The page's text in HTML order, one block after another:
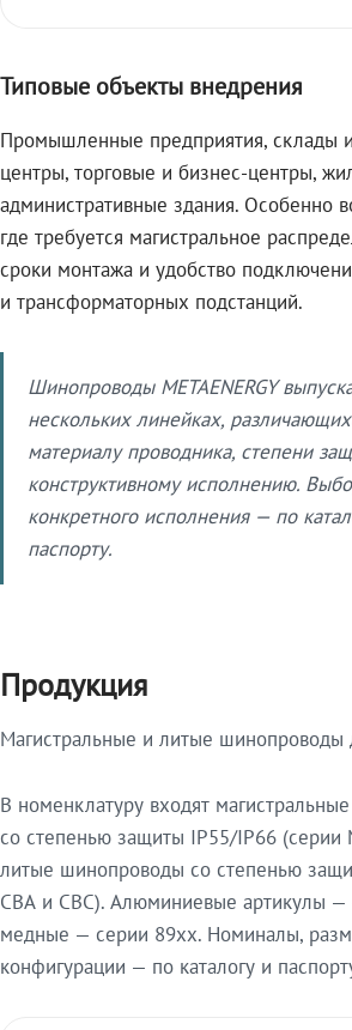
Типовые объекты внедрения
Промышленные предприятия, склады и
центры, торговые и бизнес-центры,
административные здания. Особенно
где требуется магистральное
сроки монтажа и удобство
и трансформаторных подстанций.
Шинопроводы METAENERGY
нескольких линейках,
материалу проводника, степени
конструктивному исполнению.
конкретного исполнения — по
паспорту.
Продукция
Магистральные и литые шинопроводы
В номенклатуру входят
со степенью защиты IP55/IP66
литые шинопроводы со степенью
СВА и СВС). Алюминиевые артикулы —
медные — серии 89xx. Номиналы,
конфигурации — по каталогу и